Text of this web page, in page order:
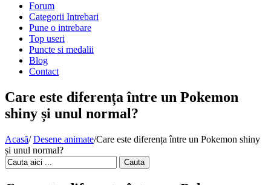
Forum
Categorii Intrebari
Pune o intrebare
Top useri
Puncte si medalii
Blog
Contact
Care este diferența între un Pokemon
shiny și unul normal?
Acasă/ Desene animate/Care este diferența între un Pokemon shiny
și unul normal?
Cauta